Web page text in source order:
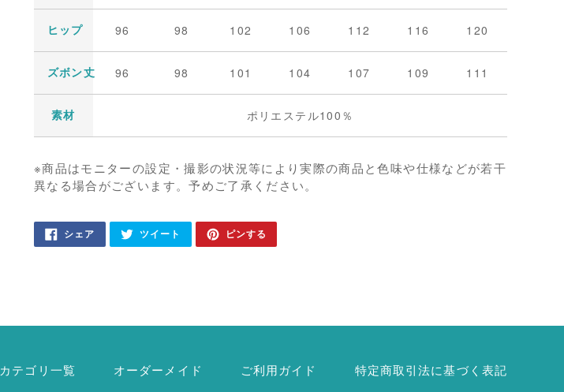
ヒップ 96 98 102 106 112 116 120
ズボン丈 96 98 101 104 107 109 111
素材 ポリエステル100％
※商品はモニターの設定・撮影の状況等により実際の商品と色味や仕様などが若干
異なる場合がございます。予めご了承ください。
カ
ー
加
シェアFACEBOOK
シ
ツイート
TWITTER
投
ピンする
ピ
カテゴリ一覧 オーダーメイド ご利用ガイド
特定商取引法に基づく表記